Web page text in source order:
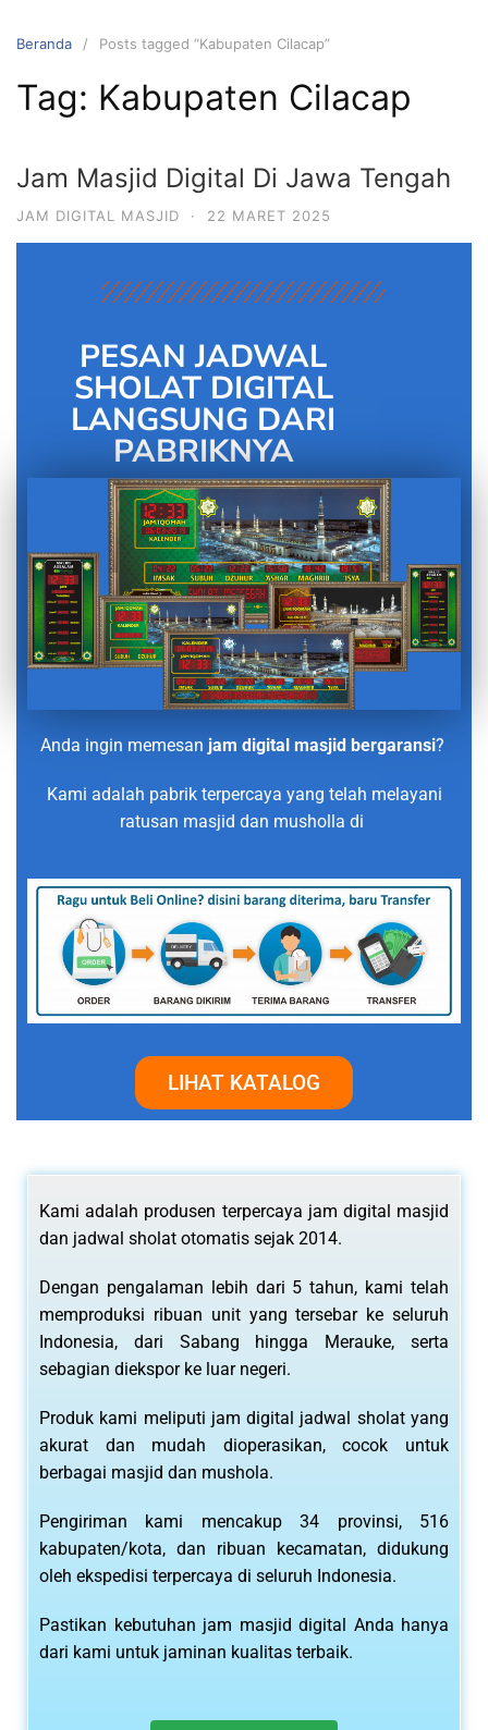
Beranda Posts tagged “Kabupaten Cilacap”
Tag: Kabupaten Cilacap
Jam Masjid Digital Di Jawa Tengah
JAM DIGITAL MASJID · 22 MARET 2025
PESAN JADWAL
SHOLAT DIGITAL
LANGSUNG DARI
PABRIKNYA
Anda ingin memesan jam digital masjid bergaransi?
Kami adalah pabrik terpercaya yang telah melayani
ratusan masjid dan musholla di
LIHAT KATALOG
Kami adalah produsen terpercaya jam digital masjid
dan jadwal sholat otomatis sejak 2014.
Dengan pengalaman lebih dari 5 tahun, kami telah
memproduksi ribuan unit yang tersebar ke seluruh
Indonesia, dari Sabang hingga Merauke, serta
sebagian diekspor ke luar negeri.
Produk kami meliputi jam digital jadwal sholat yang
akurat dan mudah dioperasikan, cocok untuk
berbagai masjid dan mushola.
Pengiriman kami mencakup 34 provinsi, 516
kabupaten/kota, dan ribuan kecamatan, didukung
oleh ekspedisi terpercaya di seluruh Indonesia.
Pastikan kebutuhan jam masjid digital Anda hanya
dari kami untuk jaminan kualitas terbaik.